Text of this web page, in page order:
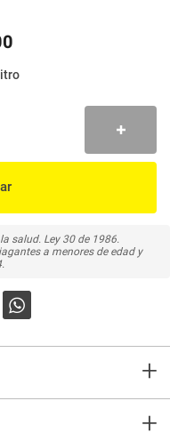
salud. Ley 30 de 1986.
a menores de edad y
+
del potencial de nuestros
fruta es la protagonista.
+